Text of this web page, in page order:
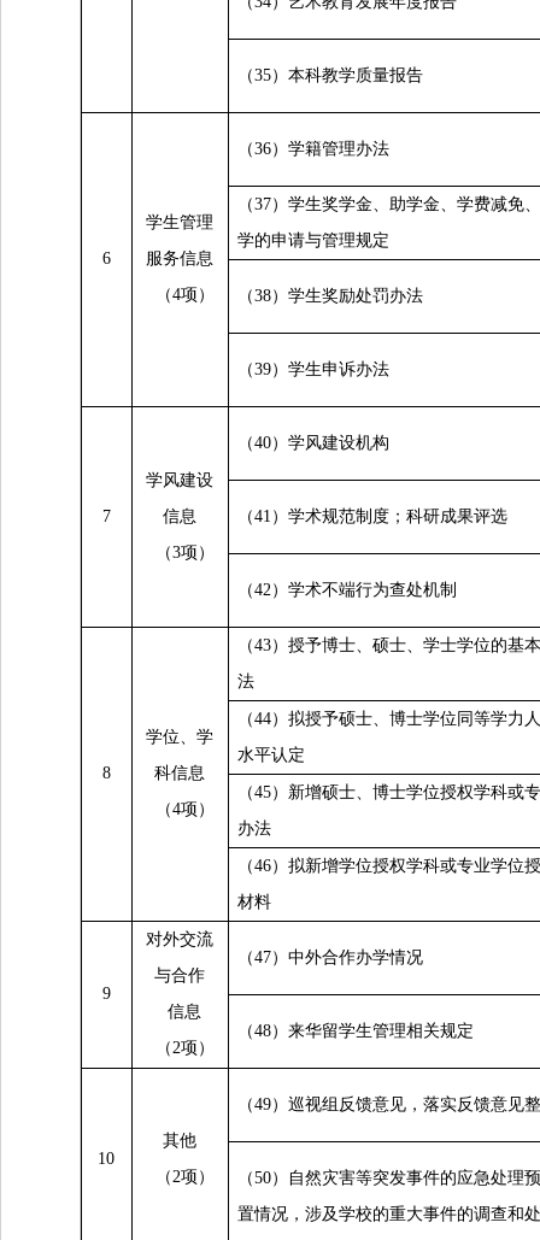
（35）本科教学质量报告
6
学生管理
服务信息
（4项）
（36）学籍管理办法
（37）学生奖学金、助学金、学费减免
学的申请与管理规定
（38）学生奖励处罚办法
（39）学生申诉办法
7
学风建设
信息
（3项）
（40）学风建设机构
（41）学术规范制度；科研成果评选
（42）学术不端行为查处机制
8
学位、学
科信息
（4项）
（43）授予博士、硕士、学士学位的基
法
（44）拟授予硕士、博士学位同等学力
水平认定
（45）新增硕士、博士学位授权学科或
办法
（46）拟新增学位授权学科或专业学位
材料
9
对外交流
与合作
信息
（2项）
（47）中外合作办学情况
（48）来华留学生管理相关规定
10
其他
（2项）
（49）巡视组反馈意见，落实反馈意见
（50）自然灾害等突发事件的应急处理
置情况，涉及学校的重大事件的调查和